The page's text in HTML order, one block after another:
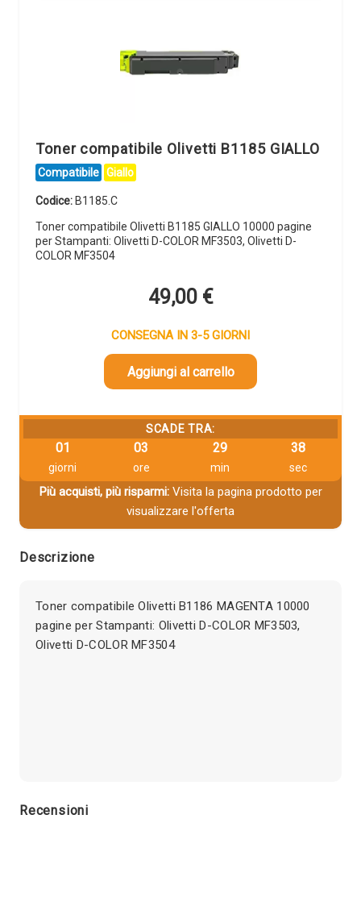
Toner compatibile Olivetti B1185 GIALLO
Compatibile Giallo
Codice: B1185.C
Toner compatibile Olivetti B1185 GIALLO 10000 pagine
per Stampanti: Olivetti D-COLOR MF3503, Olivetti D-
COLOR MF3504
49,00 €
CONSEGNA IN 3-5 GIORNI
Aggiungi al carrello
SCADE TRA:
01
giorni
03
ore
29
min
37
sec
Più acquisti, più risparmi:Visita la pagina prodotto per
visualizzare l'offerta
Descrizione
Toner compatibile Olivetti B1186 MAGENTA 10000
pagine per Stampanti: Olivetti D-COLOR MF3503,
Olivetti D-COLOR MF3504
Recensioni